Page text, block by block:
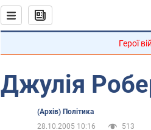
Герої
Джулія
(Архів) Політика
28.10.2005 10:16
513